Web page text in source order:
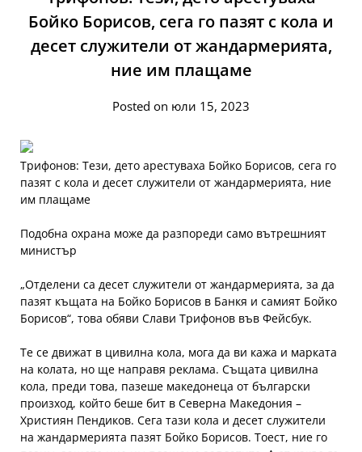
Бойко Борисов, сега го пазят с кола и
десет служители от жандармерията,
ние им плащаме
Posted on юли 15, 2023
Трифонов: Тези, дето арестуваха Бойко Борисов, сега го
пазят с кола и десет служители от жандармерията, ние
им плащаме
Подобна охрана може да разпореди само вътрешният
министър
„Отделени са десет служители от жандармерията, за да
пазят къщата на Бойко Борисов в Банкя и самият Бойко
Борисов“, това обяви Слави Трифонов във Фейсбук.
Те се движат в цивилна кола, мога да ви кажа и марката
на колата, но ще направя реклама. Същата цивилна
кола, преди това, пазеше македонеца от български
произход, който беше бит в Северна Македония –
Християн Пендиков. Сега тази кола и десет служители
на жандармерията пазят Бойко Борисов. Тоест, ние го